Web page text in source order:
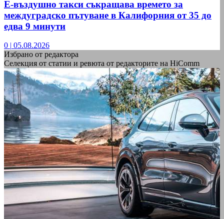
Е-въздушно такси съкращава времето за
междуградско пътуване в Калифорния от 35 до
едва 9 минути
0 | 05.08.2026
Избрано от редактора
Селекция от статии и ревюта от редакторите на HiComm